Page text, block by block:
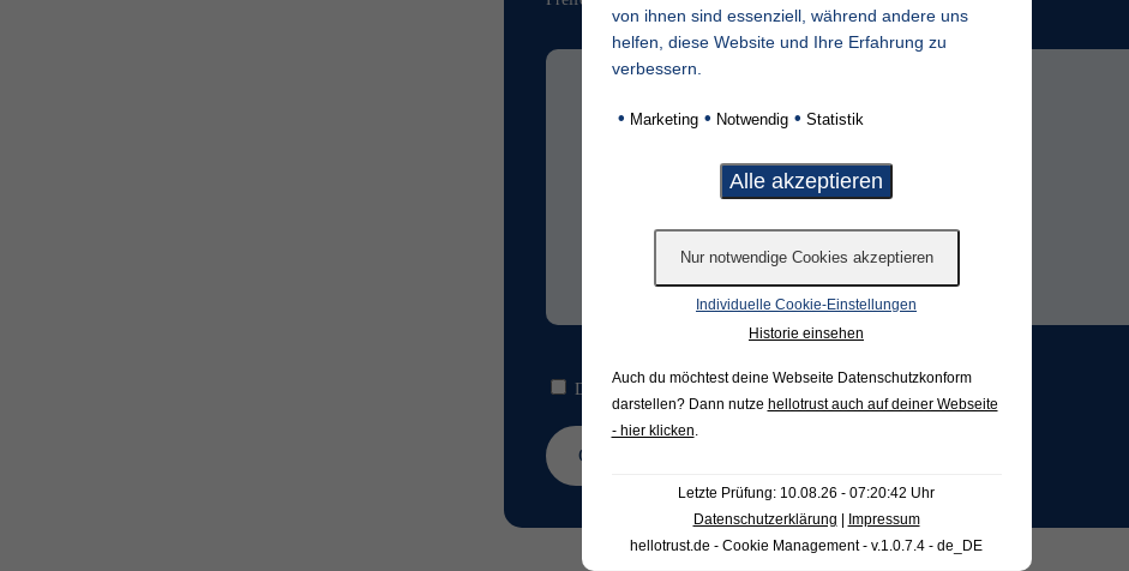
Die Hinweise zum
von ihnen sind essenziell, während andere uns
helfen, diese Website und Ihre Erfahrung zu
verbessern.
• Marketing • Notwendig • Statistik
Individuelle Cookie-Einstellungen
Historie einsehen
Auch du möchtest deine Webseite Datenschutzkonform
darstellen? Dann nutze hellotrust auch auf deiner Webseite
- hier klicken
Letzte Prüfung: 10.08.26 - 07:20:42 Uhr
Datenschutzerklärung | Impressum
hellotrust.de - Cookie Management - v.1.0.7.4 - de_DE